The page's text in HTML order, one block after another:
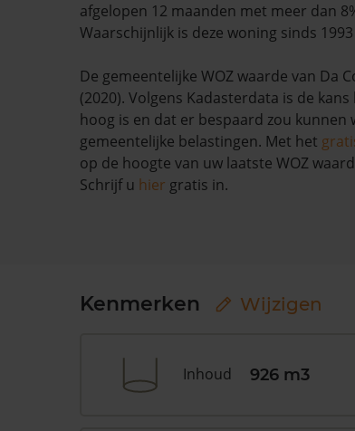
afgelopen 12 maanden met meer dan
Waarschijnlijk is deze woning sinds
De gemeentelijke WOZ waarde van Da
(2020). Volgens Kadasterdata is de
hoog is en dat er bespaard zou kunnen
gemeentelijke belastingen. Met het
op de hoogte van uw laatste WOZ
Schrijf u hier gratis in.
Kenmerken Wijzigen
Inhoud 926 m3